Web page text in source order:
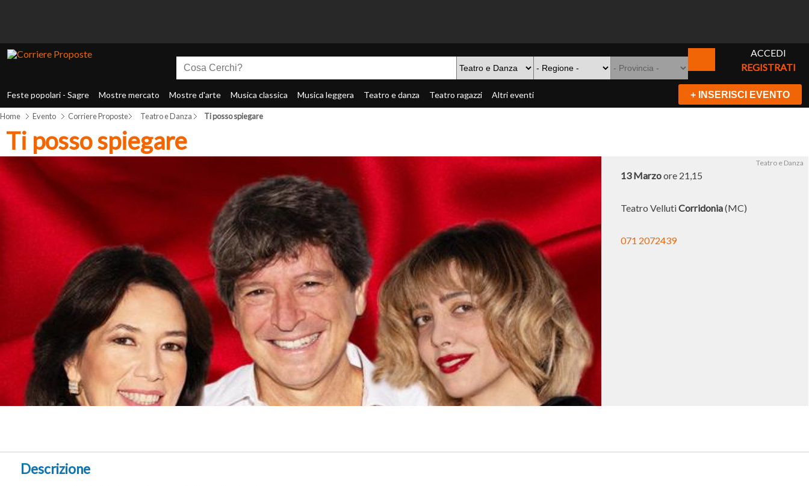
ACCEDI
REGISTRATI
Feste popolari - Sagre Mostre mercato Mostre d'arte Musica classica Musica leggera Teatro e danza Teatro ragazzi Altri eventi + INSERISCI EVENTO
Home Evento Corriere Proposte Teatro e Danza Ti posso spiegare
Ti posso spiegare
Teatro e Danza
13 Marzoore 21,15
Teatro VellutiCorridonia(MC)
071 2072439
Descrizione